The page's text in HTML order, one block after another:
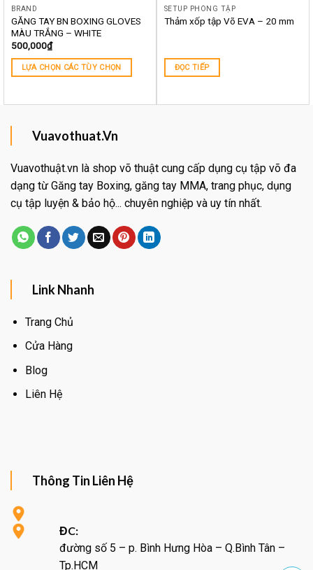
BRAND
GĂNG TAY BN BOXING GLOVES
MÀU TRẮNG – WHITE
500,000₫
LỰA CHỌN CÁC TÙY CHỌN
SETUP PHÒNG TẬP
Thảm xốp tập Võ EVA – 20 mm
ĐỌC TIẾP
Vuavothuat.Vn
Vuavothuật.vn là shop võ thuật cung cấp dụng cụ tập võ đa
dạng từ Găng tay Boxing, găng tay MMA, trang phục, dụng
cụ tập luyện & bảo hộ... chuyên nghiệp và uy tín nhất.
Link Nhanh
Trang Chủ
Cửa Hàng
Blog
Liên Hệ
Thông Tin Liên Hệ
ĐC:
đường số 5 – p. Bình Hưng Hòa – Q.Bình Tân –
Tp.HCM